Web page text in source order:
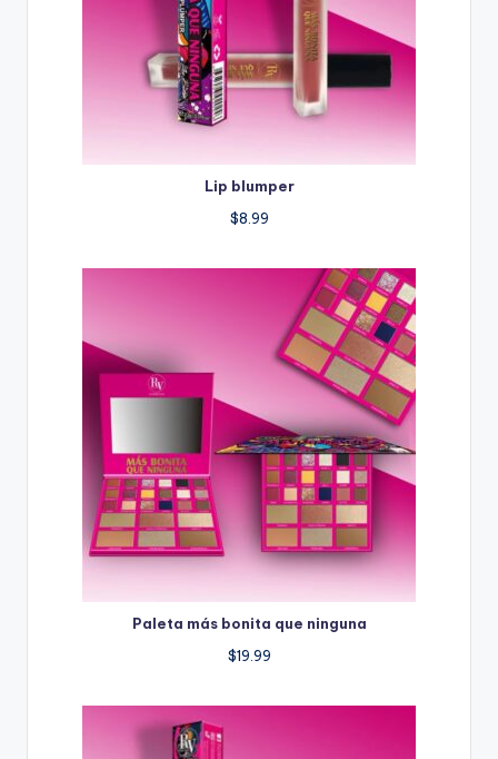
Lip blumper
$8.99
Paleta más bonita que ninguna
$19.99